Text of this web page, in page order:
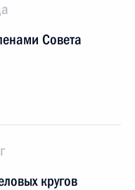
Совета
кругов